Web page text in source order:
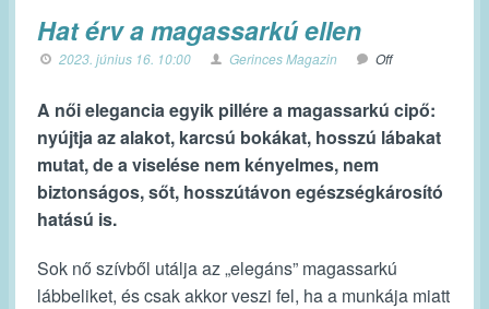
Hat érv a magassarkú ellen
2023. június 16. 10:00 Gerinces Magazin Off
A női elegancia egyik pillére a magassarkú cipő:
nyújtja az alakot, karcsú bokákat, hosszú lábakat
mutat, de a viselése nem kényelmes, nem
biztonságos, sőt, hosszútávon egészségkárosító
hatású is.
Sok nő szívből utálja az „elegáns” magassarkú
lábbeliket, és csak akkor veszi fel, ha a munkája miatt